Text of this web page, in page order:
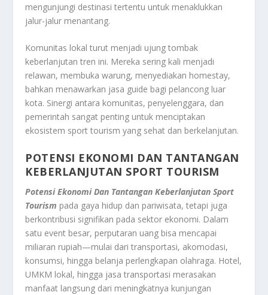
mengunjungi destinasi tertentu untuk menaklukkan
jalur-jalur menantang.
Komunitas lokal turut menjadi ujung tombak
keberlanjutan tren ini. Mereka sering kali menjadi
relawan, membuka warung, menyediakan homestay,
bahkan menawarkan jasa guide bagi pelancong luar
kota. Sinergi antara komunitas, penyelenggara, dan
pemerintah sangat penting untuk menciptakan
ekosistem sport tourism yang sehat dan berkelanjutan.
POTENSI EKONOMI DAN TANTANGAN
KEBERLANJUTAN SPORT TOURISM
Potensi Ekonomi Dan Tantangan Keberlanjutan Sport
Tourism pada gaya hidup dan pariwisata, tetapi juga
berkontribusi signifikan pada sektor ekonomi. Dalam
satu event besar, perputaran uang bisa mencapai
miliaran rupiah—mulai dari transportasi, akomodasi,
konsumsi, hingga belanja perlengkapan olahraga. Hotel,
UMKM lokal, hingga jasa transportasi merasakan
manfaat langsung dari meningkatnya kunjungan